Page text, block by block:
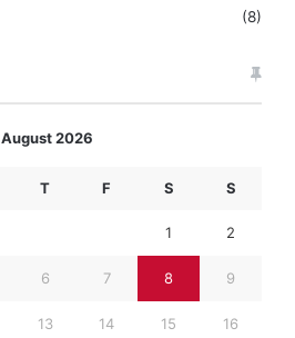
(8)
August 2026
T F S S
1 2
6 7 8 9
13 14 15 16